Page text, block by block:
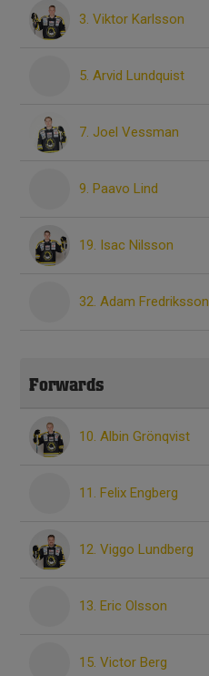
3. Viktor Karlsson
5. Arvid Lundquist
7. Joel Vessman
9. Paavo Lind
19. Isac Nilsson
32. Adam Fredriksson
Forwards
10. Albin Grönqvist
11. Felix Engberg
12. Viggo Lundberg
13. Eric Olsson
15. Victor Berg